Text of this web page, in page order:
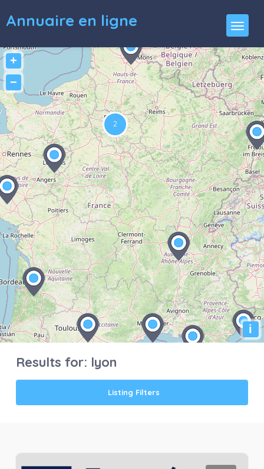
Annuaire en ligne
+
−
i
Results for: lyon
Listing Filters